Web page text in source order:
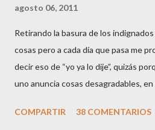
agosto 06, 2011
Retirando la basura de los
cosas pero a cada día que pasa me
decir eso de “yo ya lo dije”, quizás
uno anuncia cosas desagradables, en
Pero francamente estos socialistas
COMPARTIR 38 COMENTARIOS